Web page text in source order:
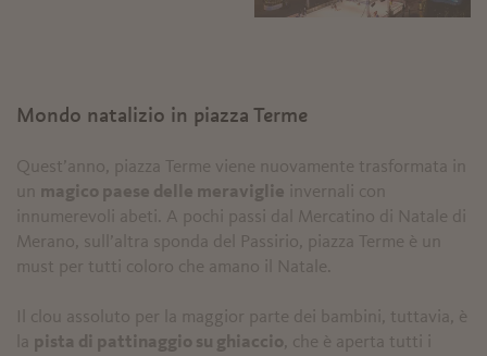
Mondo natalizio in piazza Terme
Quest’anno, piazza Terme viene nuovamente trasformata in
un magico paese delle meraviglie invernali con
innumerevoli abeti. A pochi passi dal Mercatino di Natale di
Merano, sull’altra sponda del Passirio, piazza Terme è un
must per tutti coloro che amano il Natale.
Il clou assoluto per la maggior parte dei bambini, tuttavia, è
la pista di pattinaggio su ghiaccio , che è aperta tutti i